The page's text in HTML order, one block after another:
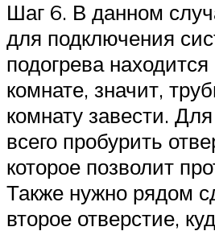
Шаг 6. В данном
для подключения
подогрева находится
комнате, значит,
комнату завести.
всего пробурить
которое позволит
Также нужно рядом
второе отверстие,